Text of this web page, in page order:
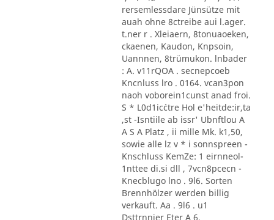
rersemlessdare Jünsütze mit
auah ohne 8ctreibe aui l.ager.
t.ner r . Xleiaern, 8tonuaoeken,
ckaenen, Kaudon, Knpsoin,
Uannnen, 8trümukon. lnbader
: A. v11rQOA . secnepcoeb
Kncnluss lro . 0164. vcan3pon
naoh voborein1cunst anad froi.
S * L0d1ic´ctre Hol e'heitde:ir,ta
,st -Isntiile ab issr' Ubnftlou A
A S A Platz , ii mille Mk. k1,50,
sowie alle lz v * i sonnspreen -
Knschluss KemZe: 1 eirnneol-
1nttee di.si dll , 7vcn8pcecn -
Knecblugo lno . 9l6. Sorten
Brennhölzer werden billig
verkauft. Aa . 9l6 . u1
Dsttrnnier Eter A 6.